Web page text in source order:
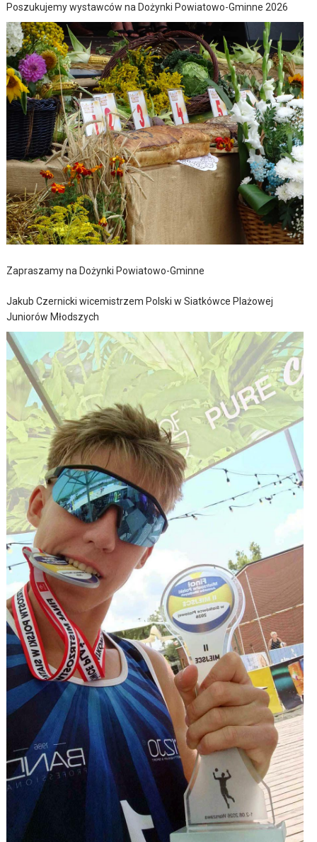
Poszukujemy wystawców na Dożynki Powiatowo-Gminne 2026
Zapraszamy na Dożynki Powiatowo-Gminne
Jakub Czernicki wicemistrzem Polski w Siatkówce Plażowej
Juniorów Młodszych